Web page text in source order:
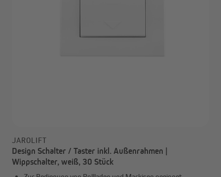
JAROLIFT
Design Schalter / Taster inkl. Außenrahmen |
Wippschalter, weiß, 30 Stück